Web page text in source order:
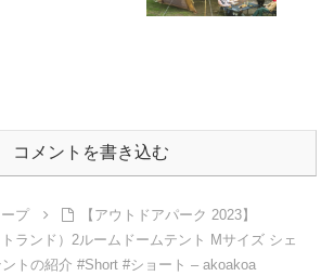
コメントを書き込む
プ
【アウトドアパーク 2023】
ランド）2ルームドームテント Mサイズ シェ
トの紹介 #Short #ショート – akoakoa